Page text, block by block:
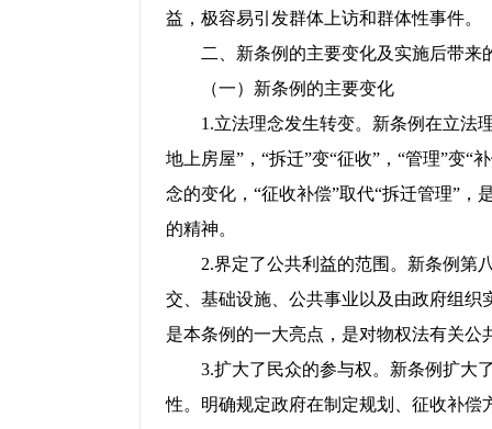
益，极容易引发群体上访和群体性事件。
二、新条例的主要变化及实施后带来
（一）新条例的主要变化
1.立法理念发生转变。新条例在立法理
地上房屋”，“拆迁”变“征收”，“管理”变
念的变化，“征收补偿”取代“拆迁管理”
的精神。
2.界定了公共利益的范围。新条例第八
交、基础设施、公共事业以及由政府组
是本条例的一大亮点，是对物权法有关公
3.扩大了民众的参与权。新条例扩大了
性。明确规定政府在制定规划、征收补